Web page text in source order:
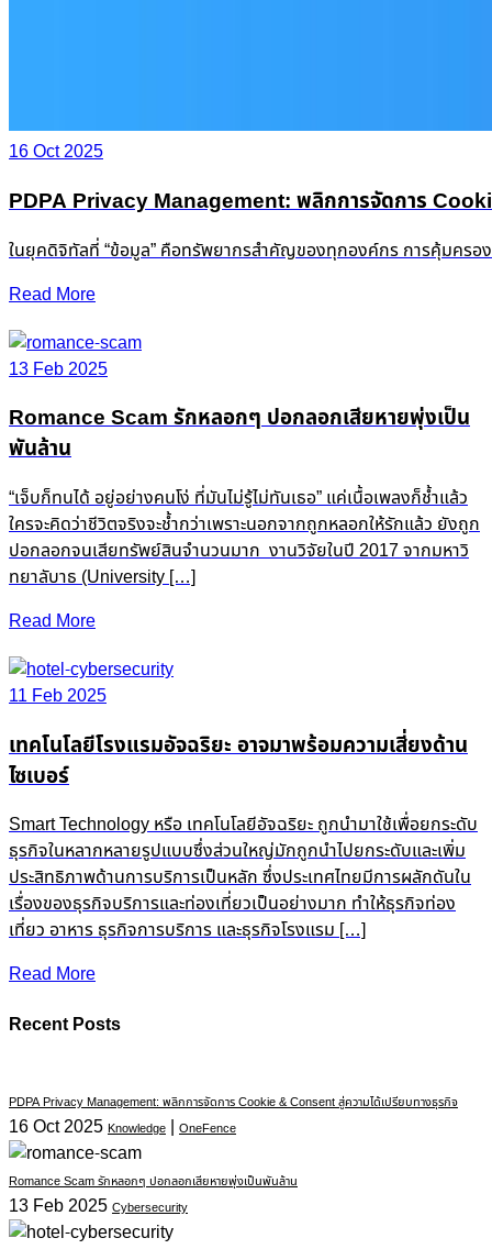
16 Oct 2025
PDPA Privacy Management: พลิกการจัดการ
ในยุคดิจิทัลที่ “ข้อมูล” คือทรัพยากรสำคัญของทุกองค์กร การคุ้มครอ
Read More
13 Feb 2025
Romance Scam รักหลอกๆ ปอกลอกเสียหายพุ่งเป็น
พันล้าน
“เจ็บก็ทนได้ อยู่อย่างคนโง่ ที่มันไม่รู้ไม่ทันเธอ” แค่เนื้อเพลงก็ช้ำแล้ว
ใครจะคิดว่าชีวิตจริงจะช้ำกว่าเพราะนอกจากถูกหลอกให้รักแล้ว ยังถูก
ปอกลอกจนเสียทรัพย์สินจำนวนมาก งานวิจัยในปี 2017 จากมหาวิ
ทยาลับาธ (University […]
Read More
11 Feb 2025
เทคโนโลยีโรงแรมอัจฉริยะ อาจมาพร้อมความเสี่ยงด้าน
ไซเบอร์
Smart Technology หรือ เทคโนโลยีอัจฉริยะ ถูกนำมาใช้เพื่อยกระดับ
ธุรกิจในหลากหลายรูปแบบซึ่งส่วนใหญ่มักถูกนำไปยกระดับและเพิ่ม
ประสิทธิภาพด้านการบริการเป็นหลัก ซึ่งประเทศไทยมีการผลักดันใน
เรื่องของธุรกิจบริการและท่องเที่ยวเป็นอย่างมาก ทำให้ธุรกิจท่อง
เที่ยว อาหาร ธุรกิจการบริการ และธุรกิจโรงแรม […]
Read More
Recent Posts
PDPA Privacy Management: พลิกการจัดการ Cookie & Consent สู่ความได้เปรียบทางธุรกิจ
16 Oct 2025 Knowledge | OneFence
Romance Scam รักหลอกๆ ปอกลอกเสียหายพุ่งเป็นพันล้าน
13 Feb 2025 Cybersecurity